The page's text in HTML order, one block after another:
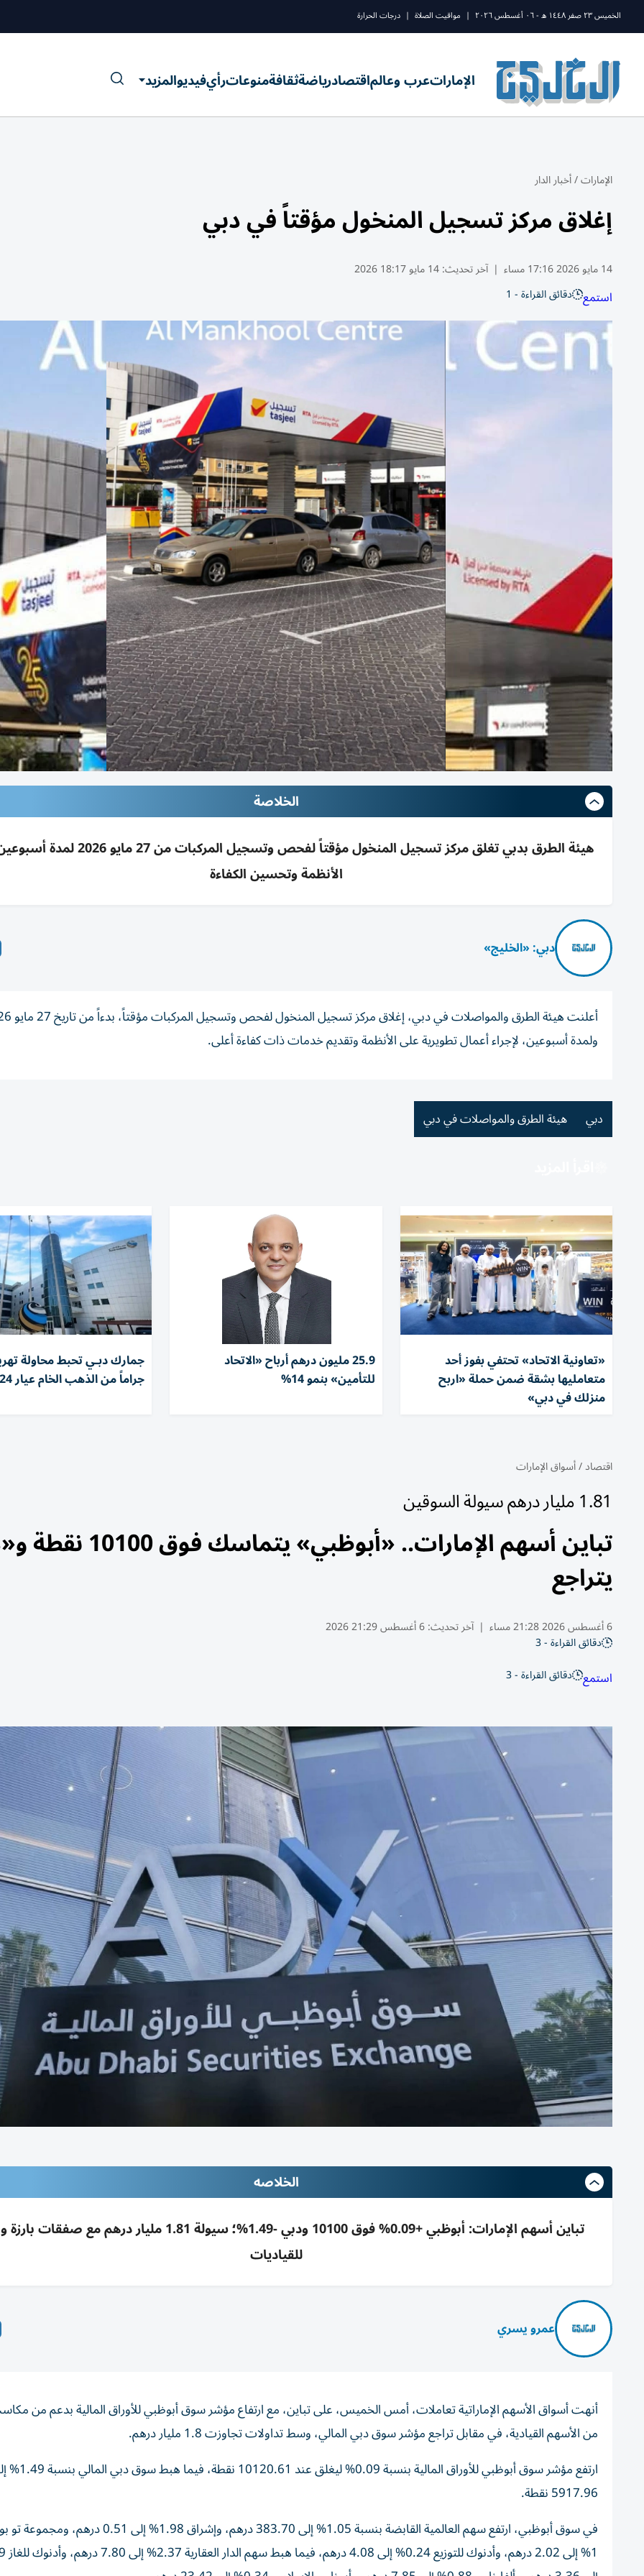
الخميس ٢٣ صفر ١٤٤٨ ه - ٠٦ أغسطس ٢٠٢٦ | مواقيت الصلاة | درجات الحرارة
الإماراتعرب وعالماقتصادرياضةثقافةمنوعاترأيفيديوالمزيد
الإمارات/أخبار الدار
إغلاق مركز تسجيل المنخول مؤقتاً في دبي
14 مايو 2026 17:16 مساء | آخر تحديث:14 مايو 18:17 2026
استمع دقائق القراءة - 1
الخلاصة
هيئة الطرق بدبي تغلق مركز تسجيل المنخول مؤقتاً لفحص وتسجيل
الأنظمة وتحسين الكفاءة
دبي: «الخليج»
أعلنت هيئة الطرق
ولمدة أسبوعين، لإجراء أعمال تطويرية على الأنظمة وتقديم خدمات ذات كفاءة أعلى.
دبي هيئة الطرق والمواصلات في دبي
«تعاونية الاتحاد» تحتفي بفوز أحد
متعامليها بشقة ضمن حملة «اربح
منزلك في دبي»
25.9 مليون درهم أرباح «الاتحاد
للتأمين» بنمو 14% جراماً من الذهب الخام عيار 24
اقتصاد/أسواق الإمارات
1.81 مليار درهم سيولة السوقين
تباين أسهم الإمارات.. «أبوظبي»
يتراجع
6 أغسطس 2026 21:28 مساء | آخر تحديث:6 أغسطس 21:29 2026
دقائق القراءة - 3
استمع دقائق القراءة - 3
الخلاصه
تباين أسهم الإمارات: أبوظبي +0.09% فوق 10100 ودبي -1.49%؛ سيولة 1.81 مليار درهم
للقياديات
عمرو يسري
أنهت أسواق الأسهم الإماراتية تعاملات، أمس الخميس، على تباين، مع ارتفاع مؤشر سوق أبوظبي للأوراق المالية بدعم من
من الأسهم القيادية، في مقابل تراجع مؤشر سوق دبي المالي، وسط تداولات تجاوزت 1.8 مليار درهم.
ارتفع مؤشر سوق أبوظبي للأوراق المالية بنسبة 0.09% ليغلق
5917.96 نقطة.
في سوق أبوظبي، ارتفع سهم العالمية القابضة بنسبة 1.05% إلى 383.70 درهم، وإشراق